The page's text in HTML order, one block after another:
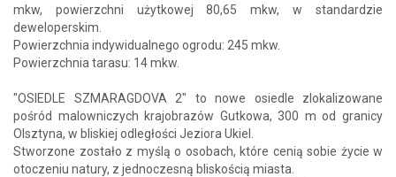
mkw, powierzchni użytkowej 80,65 mkw, w standardzie
deweloperskim.
Powierzchnia indywidualnego ogrodu: 245 mkw.
Powierzchnia tarasu: 14 mkw.
"OSIEDLE SZMARAGDOVA 2" to nowe osiedle zlokalizowane
pośród malowniczych krajobrazów Gutkowa, 300 m od granicy
Olsztyna, w bliskiej odległości Jeziora Ukiel.
Stworzone zostało z myślą o osobach, które cenią sobie życie w
otoczeniu natury, z jednoczesną bliskością miasta.